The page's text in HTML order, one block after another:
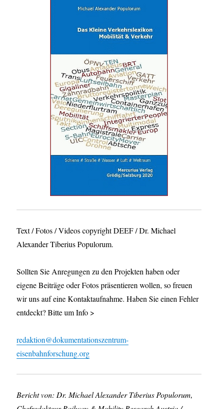
Text / Fotos / Videos copyright DEEF / Dr. Michael
Alexander Tiberius Populorum.
Sollten Sie Anregungen zu den Projekten haben oder
eigene Beiträge oder Fotos präsentieren wollen, so freuen
wir uns auf eine Kontaktaufnahme. Haben Sie einen Fehler
entdeckt? Bitte um Info >
redaktion@dokumentationszentrum-
eisenbahnforschung.org
Bericht von: Dr. Michael Alexander Tiberius Populorum,